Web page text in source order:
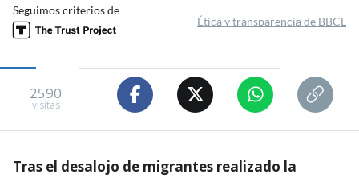
Seguimos criterios de
Ética y transparencia de BBCL
2590
visitas
Tras el desalojo de migrantes realizado la